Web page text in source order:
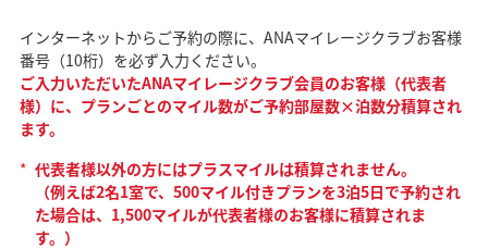
インターネットからご予約の際に、ANAマイレージクラブお客様
番号（10桁）を必ず入力ください。
ご入力いただいたANAマイレージクラブ会員のお客様（代表者
様）に、プランごとのマイル数がご予約部屋数×泊数分積算され
ます。
* 代表者様以外の方にはプラスマイルは積算されません。
（例えば2名1室で、500マイル付きプランを3泊5日で予約され
た場合は、1,500マイルが代表者様のお客様に積算されま
す。）